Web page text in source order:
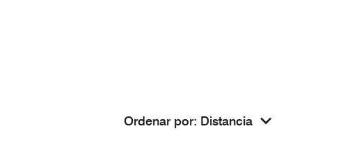
Ordenar por: Distancia